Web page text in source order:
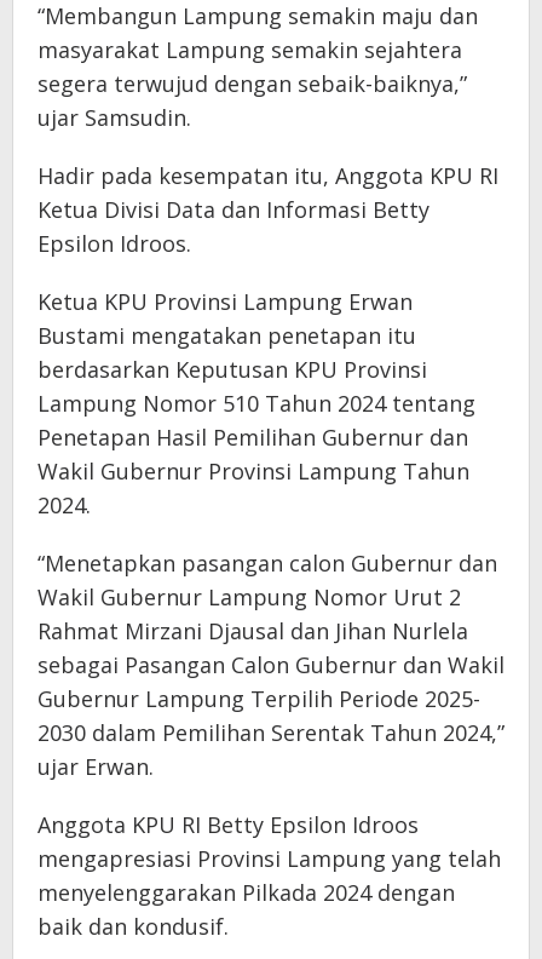
“Membangun Lampung semakin maju dan
masyarakat Lampung semakin sejahtera
segera terwujud dengan sebaik-baiknya,”
ujar Samsudin.
Hadir pada kesempatan itu, Anggota KPU RI
Ketua Divisi Data dan Informasi Betty
Epsilon Idroos.
Ketua KPU Provinsi Lampung Erwan
Bustami mengatakan penetapan itu
berdasarkan Keputusan KPU Provinsi
Lampung Nomor 510 Tahun 2024 tentang
Penetapan Hasil Pemilihan Gubernur dan
Wakil Gubernur Provinsi Lampung Tahun
2024.
“Menetapkan pasangan calon Gubernur dan
Wakil Gubernur Lampung Nomor Urut 2
Rahmat Mirzani Djausal dan Jihan Nurlela
sebagai Pasangan Calon Gubernur dan Wakil
Gubernur Lampung Terpilih Periode 2025-
2030 dalam Pemilihan Serentak Tahun 2024,”
ujar Erwan.
Anggota KPU RI Betty Epsilon Idroos
mengapresiasi Provinsi Lampung yang telah
menyelenggarakan Pilkada 2024 dengan
baik dan kondusif.